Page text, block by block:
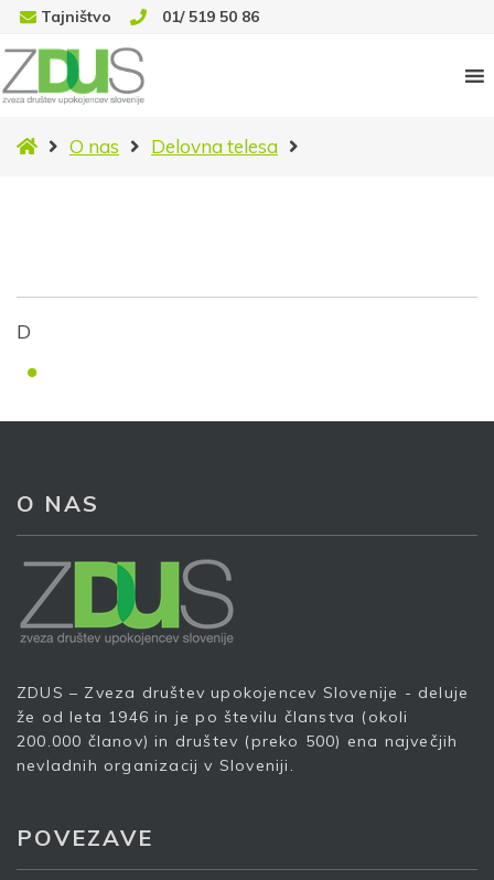
Tajništvo 01/ 519 50 86
NoviceO nas Delovna telesa
D
O NAS
ZDUS – Zveza društev upokojencev Slovenije - deluje
že od leta 1946 in je po številu članstva (okoli
200.000 članov) in društev (preko 500) ena največjih
nevladnih organizacij v Sloveniji.
POVEZAVE
Prijava na e-novice
Vaš elektronski naslov